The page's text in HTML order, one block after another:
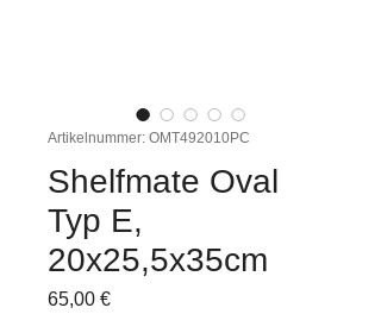
Artikelnummer: OMT492010PC
Shelfmate Oval
Typ E,
20x25,5x35cm
65,00 €Preis